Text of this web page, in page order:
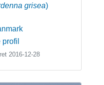
grisea)
profil
2016-12-28